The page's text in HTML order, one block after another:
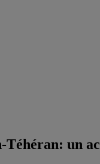
Téhéran: un